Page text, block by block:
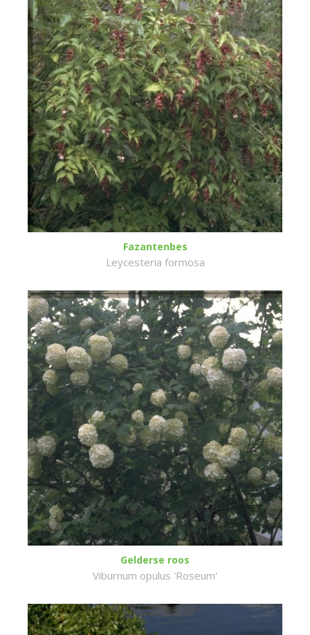
Fazantenbes
Leycesteria formosa
Gelderse roos
Viburnum opulus 'Roseum'